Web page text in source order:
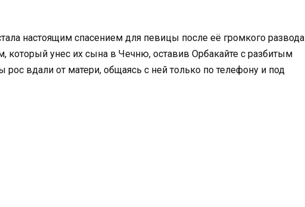
настоящим спасением для певицы после её громкого развода
который унес их сына в Чечню, оставив Орбакайте с разбитым
вдали от матери, общаясь с ней только по телефону и под